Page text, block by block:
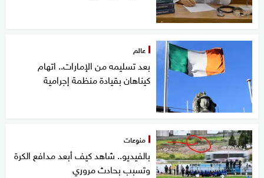
عالم
بعد تسليمه من الإمارات.. اتهام
كيناهان بقيادة منظمة إجرامية
منوعات
بالفيديو.. شاهد كيف أبعد مدافع الكرة
وتسبب بحادث مروري